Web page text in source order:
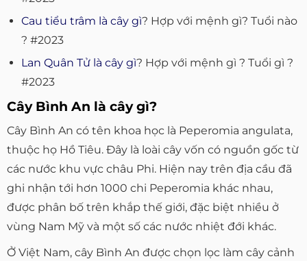
Cau tiểu trâm là cây gì? Hợp với mệnh gì? Tuổi nào
? #2023
Lan Quân Tử là cây gì? Hợp với mệnh gì ? Tuổi gì ?
#2023
Cây Bình An là cây gì?
Cây Bình An có tên khoa học là Peperomia angulata,
thuộc họ Hồ Tiêu. Đây là loài cây vốn có nguồn gốc từ
các nước khu vực châu Phi. Hiện nay trên địa cầu đã
ghi nhận tới hơn 1000 chi Peperomia khác nhau,
được phân bố trên khắp thế giới, đặc biệt nhiều ở
vùng Nam Mỹ và một số các nước nhiệt đới khác.
Ở Việt Nam, cây Bình An được chọn lọc làm cây cảnh